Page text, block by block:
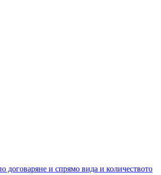
договаряне и спрямо вида и количеството